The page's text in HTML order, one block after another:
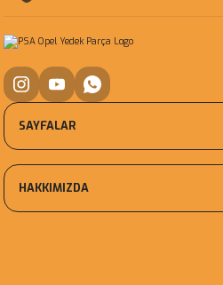
SAYFALAR
HAKKIMIZDA